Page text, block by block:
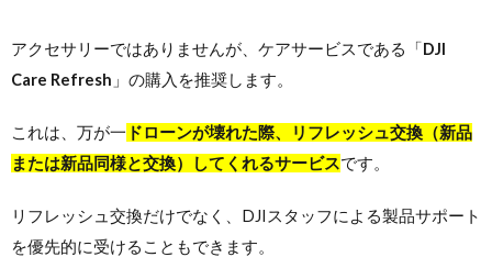
アクセサリーではありませんが、ケアサービスである「DJI
Care Refresh 」の購入を推奨します。
これは、万が一 ドローンが壊れた際、リフレッシュ交換（新品
または新品同様と交換）してくれるサービスです。
リフレッシュ交換だけでなく、DJIスタッフによる製品サポート
を優先的に受けることもできます。